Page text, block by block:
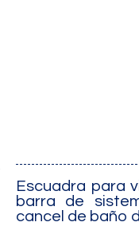
Escuadra para
barra de
cancel de baño